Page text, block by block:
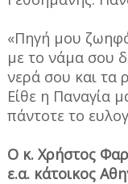
«Πηγή μου
με το νάμα σου
νερά σου και τα
Είθε η Παναγία
πάντοτε το
Ο κ. Χρήστος
ε.α. κάτοικος